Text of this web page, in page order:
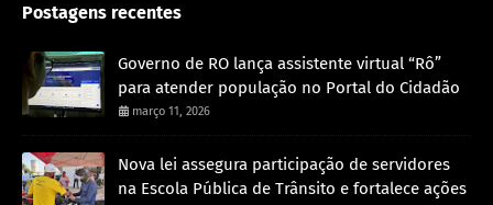
Postagens recentes
Governo de RO lança assistente virtual “Rô”
para atender população no Portal do Cidadão
março 11, 2026
Nova lei assegura participação de servidores
na Escola Pública de Trânsito e fortalece ações